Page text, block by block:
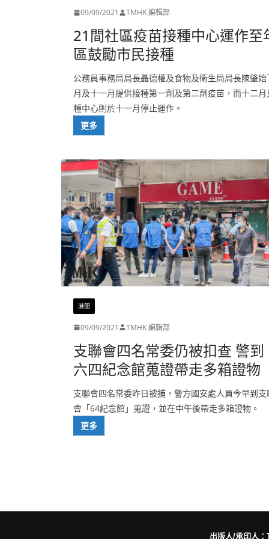
09/09/2021 TMHK 編輯部
21間社區疫苗接種中心運作
區鼓勵市民接種
公務員事務局局長聶德權及食物及衛生局局長陳肇
月及十一月提供接種第一劑及第二劑疫苗，而十二
種中心則於十一月停止運作。
更多
港聞
09/09/2021 TMHK 編輯部
支聯會四名常委仍被扣查 警到
六四紀念館蒐證帶走多箱證物
支聯會四名常委昨日被捕，警方國安處人員今早到支
會「64紀念館」蒐證，並在中午後帶走多箱證物。
更多
出版人/承印人